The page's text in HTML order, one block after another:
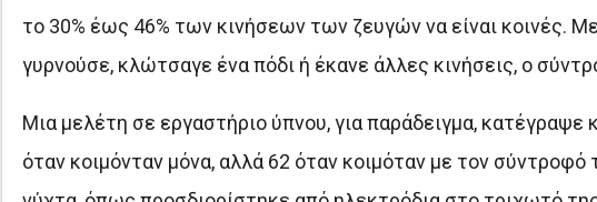
το 30% έως 46% των κινήσεων των ζευγών να είναι κοινές.
γυρνούσε, κλώτσαγε ένα πόδι ή έκανε άλλες κινήσεις, ο
Μια μελέτη σε εργαστήριο ύπνου, για παράδειγμα,
όταν κοιμόνταν μόνα, αλλά 62 όταν κοιμόταν με τον